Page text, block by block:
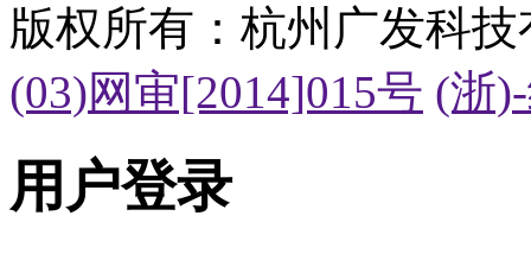
版权所有：杭州广发科
(03)网审[2014]015号 (浙
用户登录